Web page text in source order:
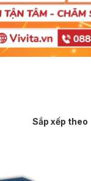
Sắp xếp theo